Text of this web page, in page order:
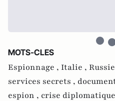
MOTS-CLES
Espionnage , Italie ,
services secrets ,
espion , crise